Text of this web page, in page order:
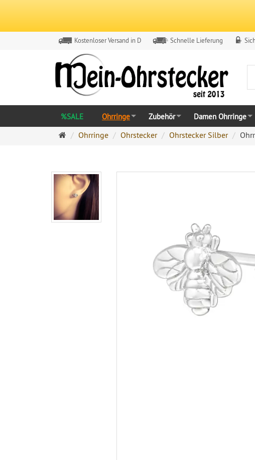
Kostenloser Versand in D Schnelle Lieferung
%SALE Ohrringe Zubehör Damen Ohrringe
Ohrringe
Ohrringe Ohrstecker Ohrstecker Silber